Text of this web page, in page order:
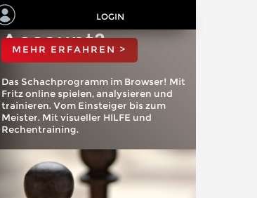
LOGIN
ChessBase
Account?
MEHR ERFAHREN >
Das Schachprogramm im Browser! Mit
Fritz online spielen, analysieren und
trainieren. Vom Einsteiger bis zum
Meister. Mit visueller HILFE und
Rechentraining.